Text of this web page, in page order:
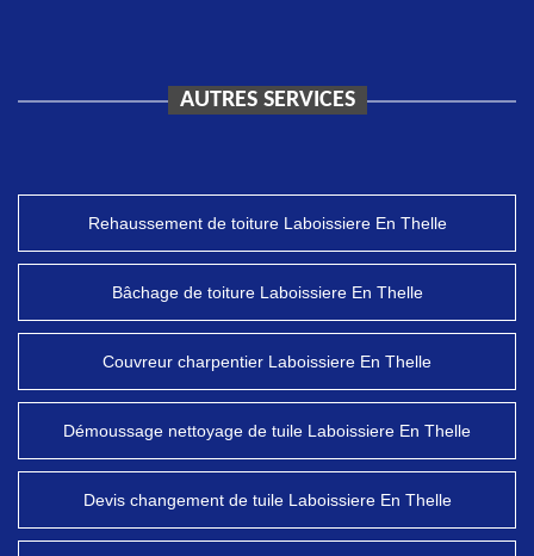
AUTRES SERVICES
Rehaussement de toiture Laboissiere En Thelle
Bâchage de toiture Laboissiere En Thelle
Couvreur charpentier Laboissiere En Thelle
Démoussage nettoyage de tuile Laboissiere En Thelle
Devis changement de tuile Laboissiere En Thelle